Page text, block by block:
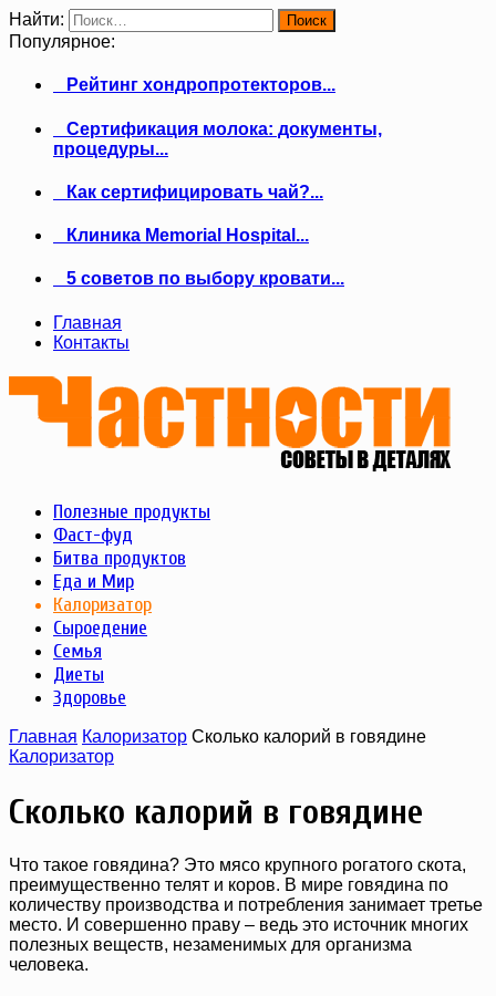
Найти:
Популярное:
Рейтинг хондропротекторов...
Сертификация молока: документы,
процедуры...
Как сертифицировать чай?...
Клиника Memorial Hospital...
5 советов по выбору кровати...
Главная
Контакты
Полезные продукты
Фаст-фуд
Битва продуктов
Еда и Мир
Калоризатор
Сыроедение
Семья
Диеты
Здоровье
Главная Калоризатор Сколько калорий в говядине
Калоризатор
Сколько калорий в говядине
Что такое говядина? Это мясо крупного рогатого скота,
преимущественно телят и коров. В мире говядина по
количеству производства и потребления занимает третье
место. И совершенно праву – ведь это источник многих
полезных веществ, незаменимых для организма
человека.